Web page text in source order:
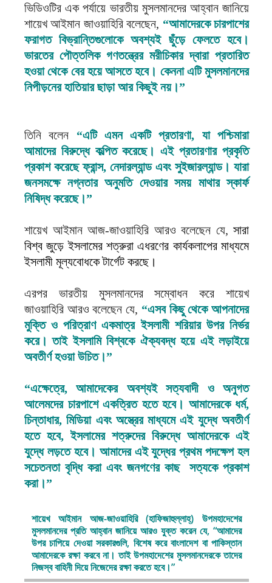
ভিডিওটির এক পর্যায়ে ভারতীয় মুসলমানদের আহ্বান জানিয়ে
শায়েখ আইমান জাওয়াহিরি বলেছেন, “আমাদেরকে চারপাশের
ফরাগত বিভ্রান্তিগুলোকে অবশ্যই ছুঁড়ে ফেলতে হবে।
ভারতের পৌত্তলিক গণতন্ত্রের মরীচিকার দ্বারা প্রতারিত
হওয়া থেকে বের হয়ে আসতে হবে। কেননা এটি মুসলমানদের
নিপীড়নের হাতিয়ার ছাড়া আর কিছুই নয়।”
তিনি বলেন “এটি এমন একটি প্রতারণা, যা পশ্চিমারা
আমাদের বিরুদ্ধে কল্পিত করেছে। এই প্রতারণার প্রকৃতি
প্রকাশ করেছে ফ্রান্স, নেদারল্যান্ড এবং সুইজারল্যান্ড। যারা
জনসমক্ষে নগ্নতার অনুমতি দেওয়ার সময় মাথার স্কার্ফ
নিষিদ্ধ করেছে।”
শায়েখ আইমান আজ-জাওয়াহিরি আরও বলেছেন যে, সারা
বিশ্ব জুড়ে ইসলামের শত্রুরা এধরণের কার্যকলাপের মাধ্যমে
ইসলামী মূল্যবোধকে টার্গেট করছে।
এরপর ভারতীয় মুসলমানদের সম্বোধন করে শায়েখ
জাওয়াহিরি আরও বলেছেন যে, “এসব কিছু থেকে আপনাদের
মুক্তি ও পরিত্রাণ একমাত্র ইসলামী শরিয়ার উপর নির্ভর
করে। তাই ইসলামি বিশ্বকে ঐক্যবদ্ধ হয়ে এই লড়াইয়ে
অবতীর্ণ হওয়া উচিত।”
“এক্ষেত্রে, আমাদেকের অবশ্যই সত্যবাদী ও অনুগত
আলেমদের চারপাশে একত্রিত হতে হবে। আমাদেরকে ধর্ম,
চিন্তাধার, মিডিয়া এবং অস্ত্রের মাধ্যমে এই যুদ্ধে অবতীর্ণ
হতে হবে, ইসলামের শত্রুদের বিরুদ্ধে আমাদেরকে এই
যুদ্ধে লড়তে হবে। আমাদের এই যুদ্ধের প্রথম পদক্ষেপ হল
সচেতনতা বৃদ্ধি করা এবং জনগণের কাছ সত্যকে প্রকাশ
করা।”
শায়েখ আইমান আজ-জাওয়াহিরি (হাফিজাহুল্লাহ্) উপমহাদেশের
মুসলমানদের প্রতি আহ্বান জানিয়ে আরও যুক্ত করেন যে, “আমাদের
উপর চাপিয়ে দেওয়া সরকারগুলি, বিশেষ করে বাংলাদেশ বা পাকিস্তান
আমাদেরকে রক্ষা করবে না। তাই উপমহাদেশের মুসলমানদেরকে তাদের
নিজস্ব বাহিনী দিয়ে নিজেদের রক্ষা করতে হবে।”